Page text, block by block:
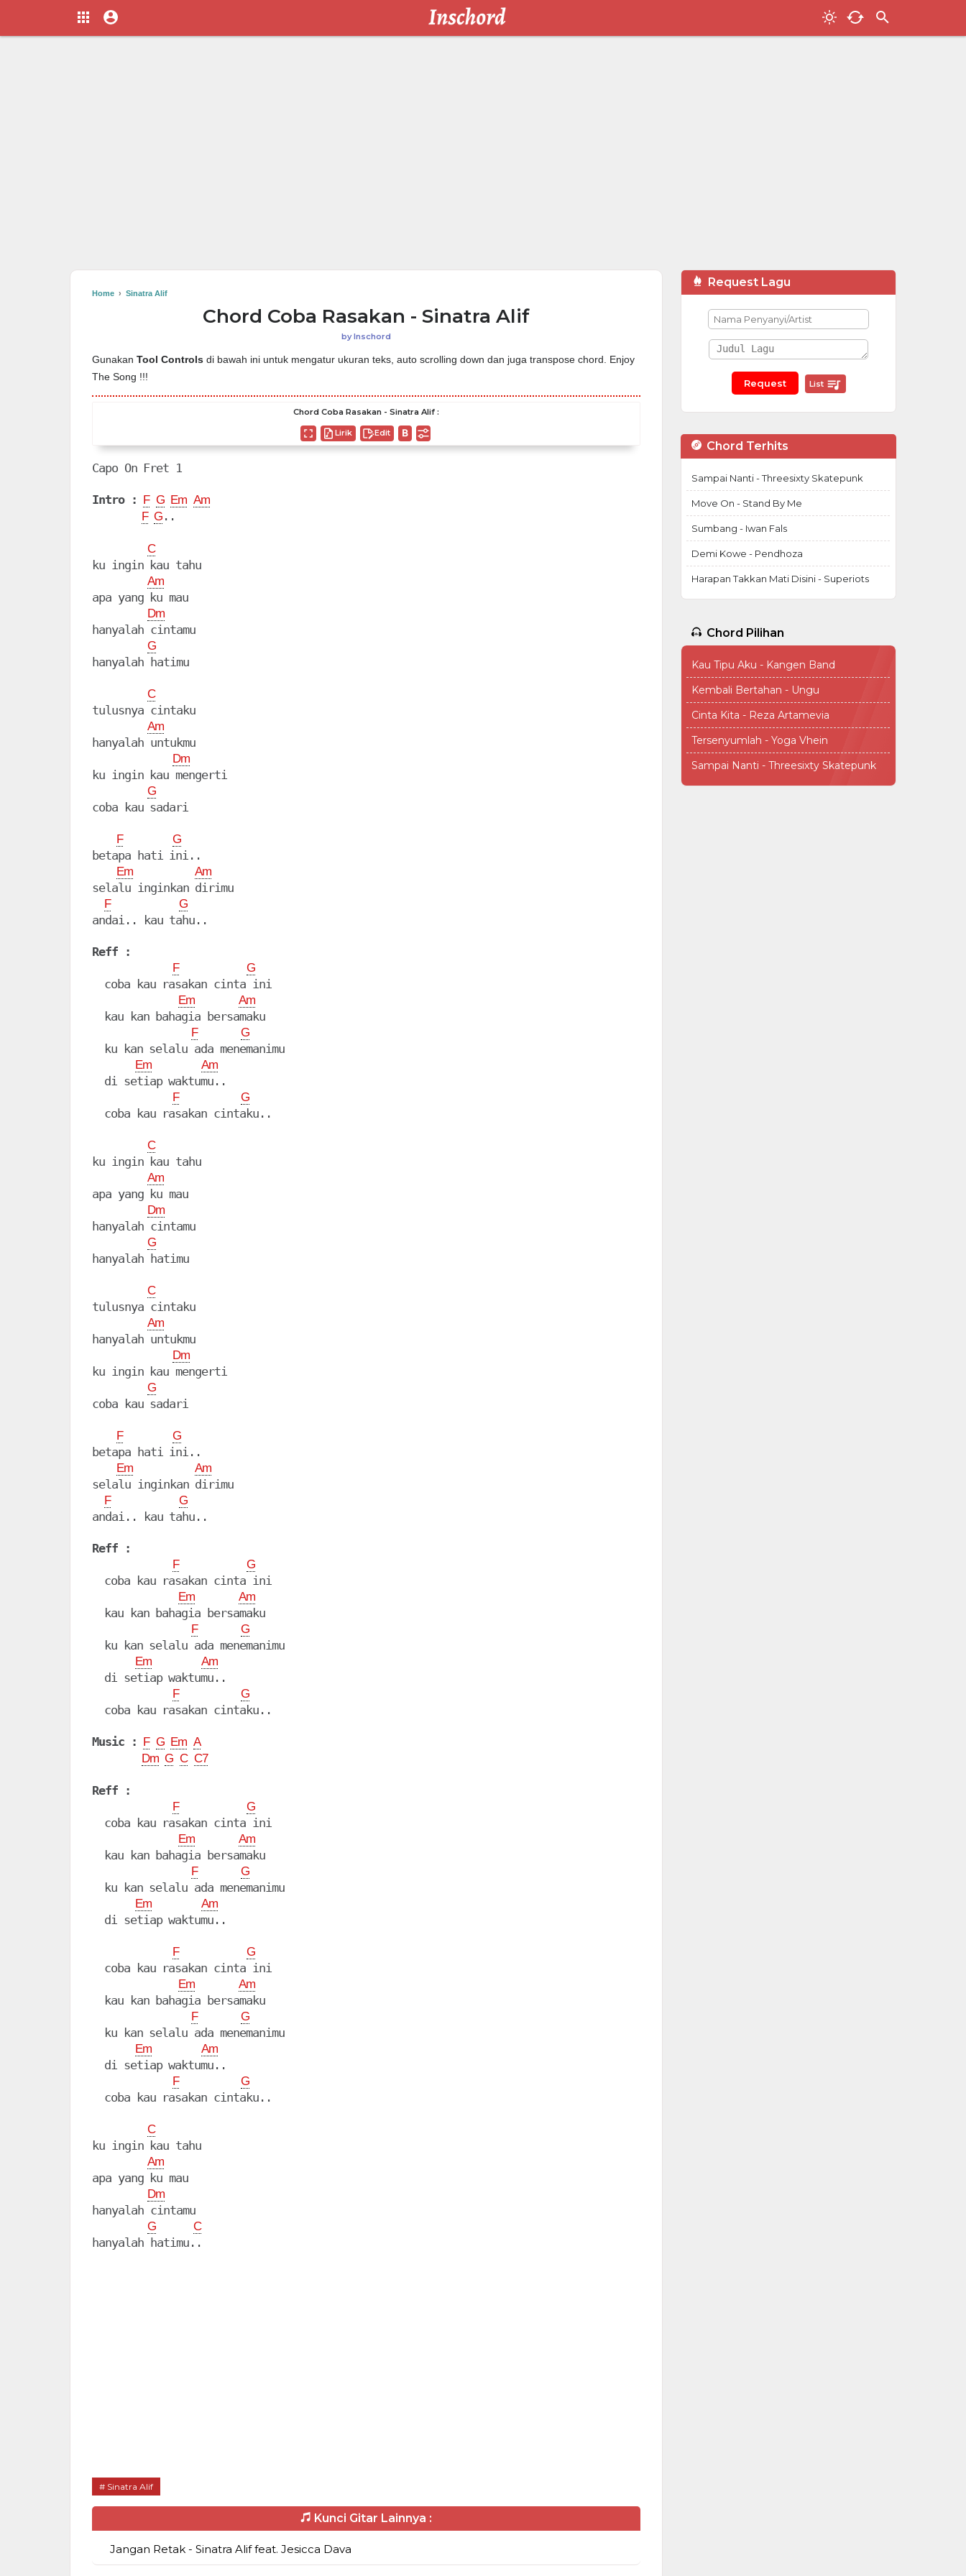
Home › Sinatra Alif
Chord Coba Rasakan - Sinatra Alif
byInschord
Gunakan Tool Controls di bawah ini untuk mengatur ukuran teks, auto scrolling down dan juga transpose chord. Enjoy
The Song !!!
Chord Coba Rasakan - Sinatra Alif :
Lirik Edit
Capo On Fret 1
Intro : F G Em Am
F G ..
C
ku ingin kau tahu
Am
apa yang ku mau
Dm
hanyalah cintamu
G
hanyalah hatimu
C
tulusnya cintaku
Am
hanyalah untukmu
Dm
ku ingin kau mengerti
G
coba kau sadari
F G
betapa hati ini..
Em Am
selalu inginkan dirimu
F G
andai.. kau tahu..
Reff :
F G
  coba kau rasakan cinta ini
Em Am
  kau kan bahagia bersamaku
F G
  ku kan selalu ada menemanimu
Em Am
  di setiap waktumu..
F G
  coba kau rasakan cintaku..
C
ku ingin kau tahu
Am
apa yang ku mau
Dm
hanyalah cintamu
G
hanyalah hatimu
C
tulusnya cintaku
Am
hanyalah untukmu
Dm
ku ingin kau mengerti
G
coba kau sadari
F G
betapa hati ini..
Em Am
selalu inginkan dirimu
F G
andai.. kau tahu..
Reff :
F G
  coba kau rasakan cinta ini
Em Am
  kau kan bahagia bersamaku
F G
  ku kan selalu ada menemanimu
Em Am
  di setiap waktumu..
F G
  coba kau rasakan cintaku..
Music : F G Em A
Dm G C C7
Reff :
F G
  coba kau rasakan cinta ini
Em Am
  kau kan bahagia bersamaku
F G
  ku kan selalu ada menemanimu
Em Am
  di setiap waktumu..
F G
  coba kau rasakan cinta ini
Em Am
  kau kan bahagia bersamaku
F G
  ku kan selalu ada menemanimu
Em Am
  di setiap waktumu..
F G
  coba kau rasakan cintaku..
C
ku ingin kau tahu
Am
apa yang ku mau
Dm
hanyalah cintamu
G C
Sinatra Alif
Kunci Gitar Lainnya :
Jangan Retak - Sinatra Alif feat. Jesicca Dava
Request Lagu
List
Chord Terhits
Sampai Nanti - Threesixty Skatepunk
Move On - Stand By Me
Sumbang - Iwan Fals
Demi Kowe - Pendhoza
Harapan Takkan Mati Disini - Superiots
Chord Pilihan
Kau Tipu Aku - Kangen Band
Kembali Bertahan - Ungu
Cinta Kita - Reza Artamevia
Tersenyumlah - Yoga Vhein
Sampai Nanti - Threesixty Skatepunk